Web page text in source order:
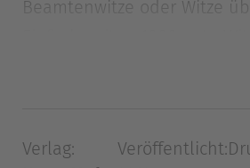
Beamtenwitze oder Witze
Beamtenwitze oder Witze
Verlag: Veröffentlicht: